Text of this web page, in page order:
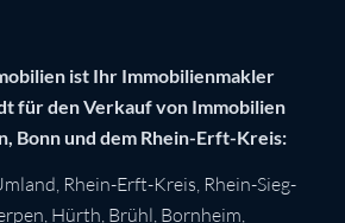
ist Ihr Immobilienmakler
für den Verkauf von Immobilien
Bonn und dem Rhein-Erft-Kreis:
Rhein-Erft-Kreis, Rhein-Sieg-
, Hürth, Brühl, Bornheim,